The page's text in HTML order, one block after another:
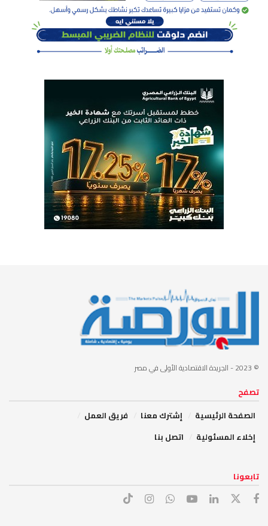
© 2023 - الجريدة الاقتصادية الأولى في مصر
تصفح
الصفحة الرئيسية
إشترك معنا
فريق العمل
إخلاء المسئولية
اتصل بنا
تابعونا